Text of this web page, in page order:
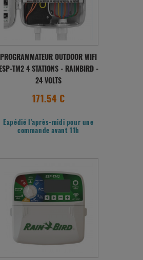
PROGRAMMATEUR OUTDOOR WIFI
ESP-TM2 4 STATIONS - RAINBIRD -
24 VOLTS
171.54 €
Expédié l'après-midi pour une
commande avant 11h